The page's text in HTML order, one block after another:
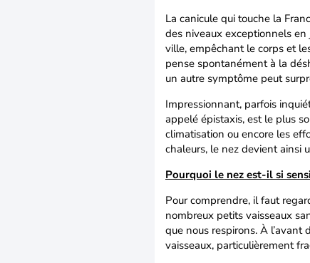
La canicule qui touche la
des niveaux exceptionnels
ville, empêchant le corps et
pense spontanément à la
un autre symptôme peut
Impressionnant, parfois
appelé épistaxis, est le plus
climatisation ou encore les
chaleurs, le nez devient ainsi
Pourquoi le nez est-il si
Pour comprendre, il faut
nombreux petits vaisseaux
que nous respirons. À l’avant
vaisseaux, particulièrement